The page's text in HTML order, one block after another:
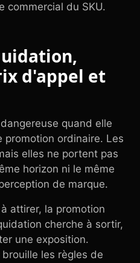
commercial du SKU.
d'appel et
quand elle
promotion ordinaire. Les
elles ne portent pas
horizon ni le même
de marque.
attirer, la promotion
cherche à sortir,
une exposition.
les règles de